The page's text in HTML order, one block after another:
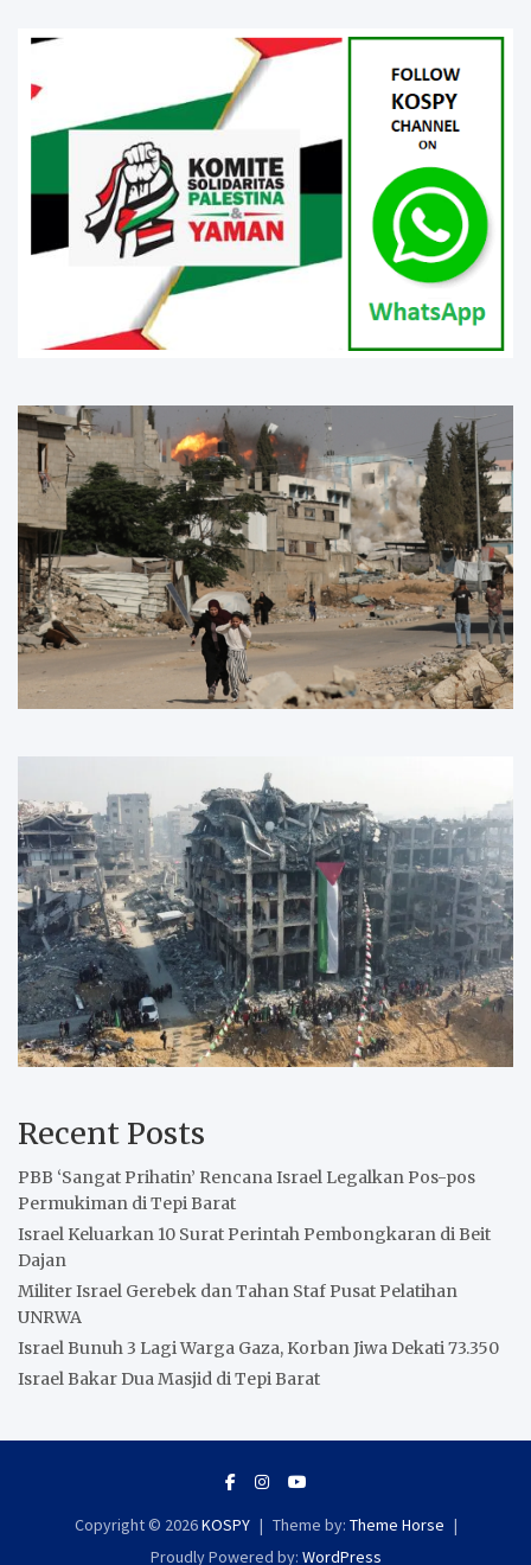
Recent Posts
PBB ‘Sangat Prihatin’ Rencana Israel Legalkan Pos-pos
Permukiman di Tepi Barat
Israel Keluarkan 10 Surat Perintah Pembongkaran di Beit
Dajan
Militer Israel Gerebek dan Tahan Staf Pusat Pelatihan
UNRWA
Israel Bunuh 3 Lagi Warga Gaza, Korban Jiwa Dekati 73.350
Israel Bakar Dua Masjid di Tepi Barat
Copyright © 2026KOSPY Theme by: Theme Horse
Proudly Powered by: WordPress